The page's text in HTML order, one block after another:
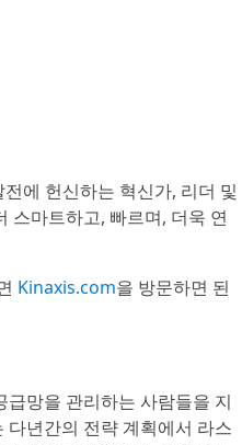
에 헌신하는 혁신가, 리더 및
스마트하고, 빠르며, 더욱 연
Kinaxis.com을 방문하면 된
망을 관리하는 사람들을 지
다년간의 전략 계획에서 라스